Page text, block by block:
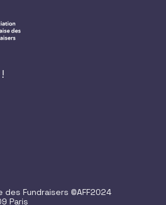
des Fundraisers ©AFF2024
Paris